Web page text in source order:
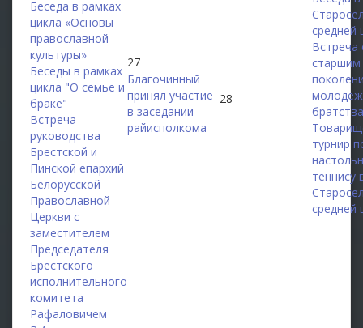
Беседа в рамках
цикла «Основы
православной
культуры»
Беседы в рамках
цикла "О семье и
браке"
Встреча
руководства
Брестской и
Пинской епархий
Белорусской
Православной
Церкви с
заместителем
Председателя
Брестского
исполнительного
комитета
Рафаловичем
27
Благочинный
принял участие
в заседании
райисполкома
28
средней
Встреча
старшим
братства
турнир
теннису
средней